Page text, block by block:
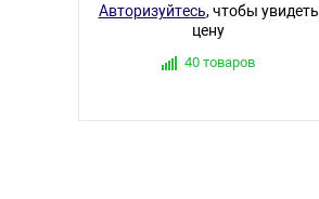
Авторизуйтесь, чтобы увидеть
цену
40 товаров